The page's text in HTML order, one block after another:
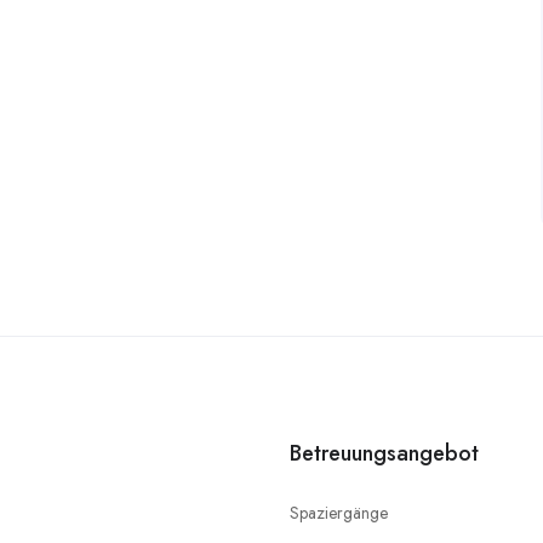
Betreuungsangebot
Spaziergänge